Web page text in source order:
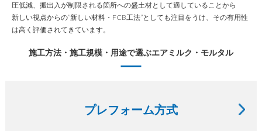
圧低減、搬出入が制限される箇所への盛土材として適していることから
新しい視点からの”新しい材料・FCB工法”としても注目をうけ、その有用性
は高く評価されてきています。
施工方法・施工規模・用途で選ぶエアミルク・モルタル
プレフォーム方式